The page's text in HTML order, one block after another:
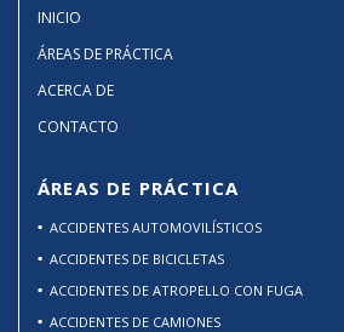
INICIO
ÁREAS DE PRÁCTICA
ACERCA DE
CONTACTO
ÁREAS DE PRÁCTICA
ACCIDENTES AUTOMOVILÍSTICOS
ACCIDENTES DE BICICLETAS
ACCIDENTES DE ATROPELLO CON FUGA
ACCIDENTES DE CAMIONES